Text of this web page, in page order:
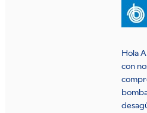
Hola
con